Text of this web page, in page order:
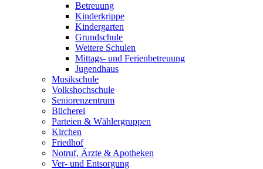
Betreuung
Kinderkrippe
Kindergarten
Grundschule
Weitere Schulen
Mittags- und Ferienbetreuung
Jugendhaus
Musikschule
Volkshochschule
Seniorenzentrum
Bücherei
Parteien & Wählergruppen
Kirchen
Friedhof
Notruf, Ärzte & Apotheken
Ver- und Entsorgung